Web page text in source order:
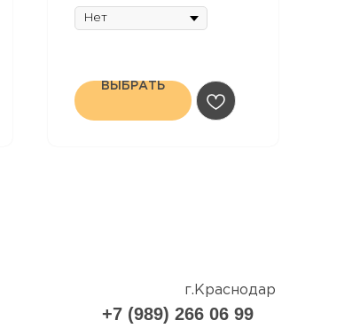
ВЫБРАТЬ
г.Краснодар
+7 (989) 266 06 99